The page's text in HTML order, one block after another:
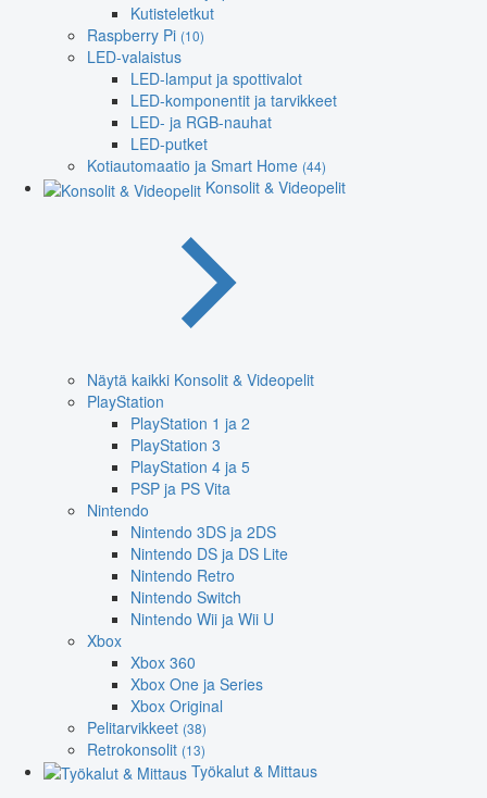
Kutisteletkut
Raspberry Pi (10)
LED-valaistus
LED-lamput ja spottivalot
LED-komponentit ja tarvikkeet
LED- ja RGB-nauhat
LED-putket
Kotiautomaatio ja Smart Home (44)
Konsolit & Videopelit
Näytä kaikki Konsolit & Videopelit
PlayStation
PlayStation 1 ja 2
PlayStation 3
PlayStation 4 ja 5
PSP ja PS Vita
Nintendo
Nintendo 3DS ja 2DS
Nintendo DS ja DS Lite
Nintendo Retro
Nintendo Switch
Nintendo Wii ja Wii U
Xbox
Xbox 360
Xbox One ja Series
Xbox Original
Pelitarvikkeet (38)
Retrokonsolit (13)
Työkalut & Mittaus